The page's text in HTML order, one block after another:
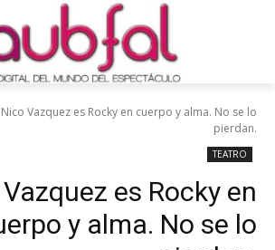
Nico Vazquez es Rocky en cuerpo y alma. No se lo
pierdan.
TEATRO
es Rocky en
y alma. No se lo